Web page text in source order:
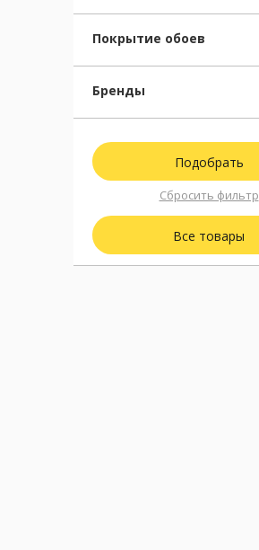
Покрытие обоев
Бренды
Сбросить фильтр
Все товары